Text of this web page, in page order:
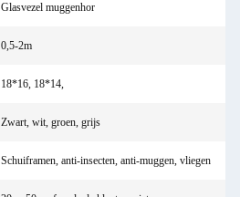
Glasvezel muggenhor
0,5-2m
18*16, 18*14,
Zwart, wit, groen, grijs
Schuiframen, anti-insecten, anti-muggen, vliegen